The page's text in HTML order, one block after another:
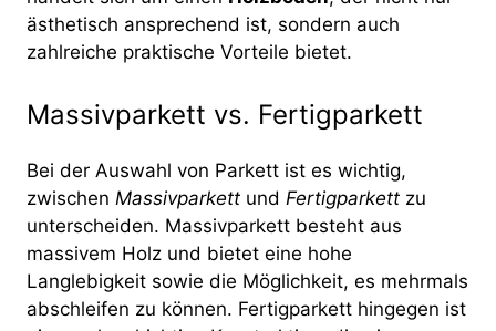
ästhetisch ansprechend ist, sondern auch
zahlreiche praktische Vorteile bietet.
Massivparkett vs. Fertigparkett
Bei der Auswahl von Parkett ist es wichtig,
zwischen Massivparkett und Fertigparkett zu
unterscheiden. Massivparkett besteht aus
massivem Holz und bietet eine hohe
Langlebigkeit sowie die Möglichkeit, es mehrmals
abschleifen zu können. Fertigparkett hingegen ist